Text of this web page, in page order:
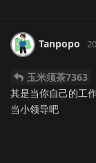
Tanpopo
玉米须茶7363
其是当你自己的工
当小领导吧